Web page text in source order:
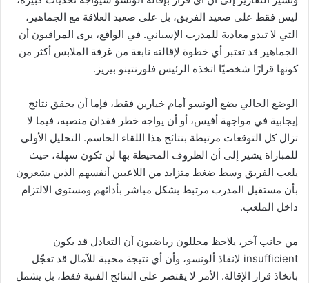
ليس فقط على صعيد الفريق، بل على صعيد العلاقة مع الجماهير،
التي لا تبدو معادية للمدرب الإسباني. في الواقع، يرى المراقبون أن
الجماهير قد تعتبر أي خطوة لإقالته نابعة من غرفة الملابس أكثر من
كونها قرارًا شخصيًا اتخذه الرئيس فلورنتينو بيريز.
الوضع الحالي يضع ألونسو أمام خيارين فقط، فإما أن يحقق نتائج
إيجابية في مواجهة أفيس، أو أن يواجه خطر فقدان منصبه، فيما لا
تزال كل التوقعات مرتبطة بنتائج هذا اللقاء الحاسم. التحليل الأولي
للمباراة يشير إلى أن الظروف المحيطة بها لن تكون سهلة، حيث
يلعب الفريق وسط ضغط متزايد من اللاعبين أنفسهم الذين يشعرون
بأن مستقبل المدرب مرتبط بشكل مباشر بأدائهم ومستوى الالتزام
داخل الملعب.
من جانب آخر، يلاحظ محللون رياضيون أن التعادل قد يكون
insufficient لإنقاذ ألونسو، وأن أي نتيجة مخيبة للآمال قد تعجّل
باتخاذ قرار الإقالة. الأمر لا يقتصر على النتائج الفنية فقط، بل يشمل